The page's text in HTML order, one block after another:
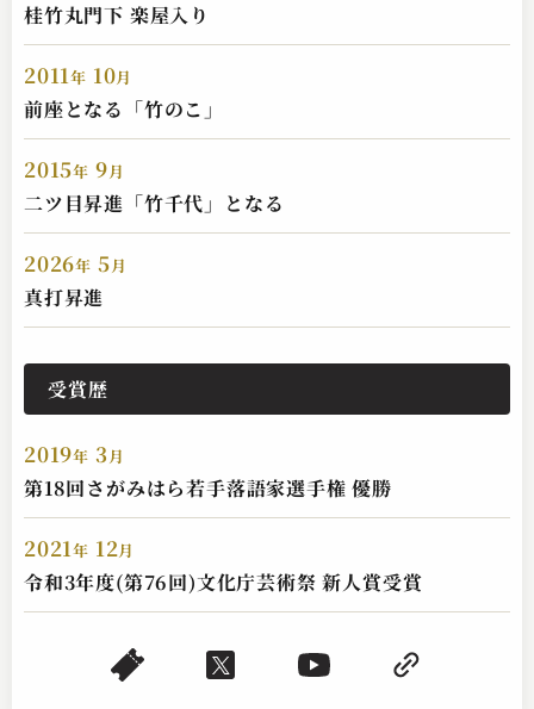
桂 竹千代
真田小僧
桂竹丸門下 楽屋入り
2011年 10月
前座となる「竹のこ」
2015年 9月
二ツ目昇進「竹千代」となる
2026年 5月
真打昇進
受賞歴
2019年 3月
第18回さがみはら若手落語家選手権 優勝
2021年 12月
令和3年度(第76回)文化庁芸術祭 新人賞受賞